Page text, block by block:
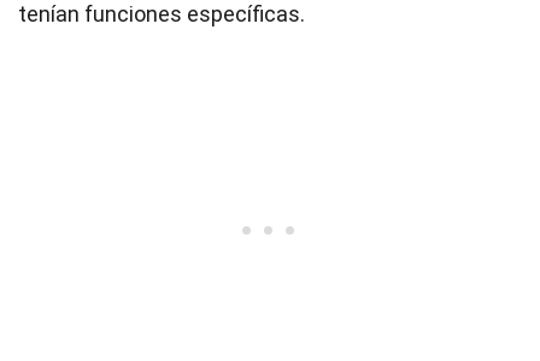
tenían funciones específicas.